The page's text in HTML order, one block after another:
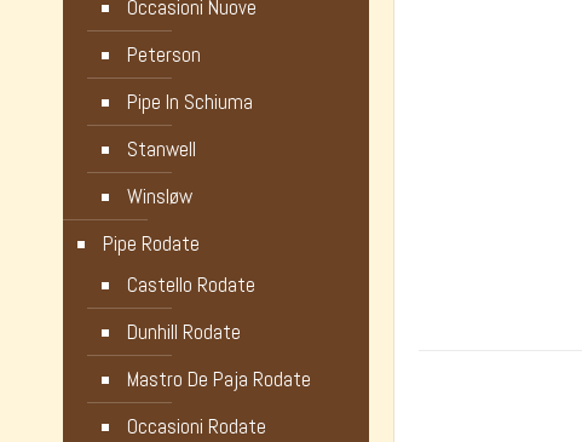
Occasioni Nuove
Peterson
Pipe In Schiuma
Stanwell
Winsløw
Pipe Rodate
Castello Rodate
Dunhill Rodate
Mastro De Paja Rodate
Occasioni Rodate